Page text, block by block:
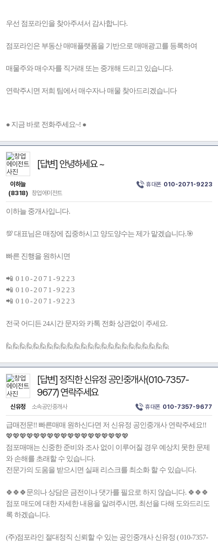
우선 점포라인을 찾아주셔서 감사합니다.
점포라인은 부동산 매매플랫폼을 기반으로 매매광고를 등록하여
매물주와 매수자를 직거래 또는 중개해 드리고 있습니다.
연락주시면 저희 팀에서 매수자나 매물 찾아드리겠습니다
● 지금 바로 전화주세요~! ●
[답변] 안녕하세요 ~
이하늘
(8318) 창업에이전트
휴대폰 010-2071-9223
이하늘 중개사입니다.
💯 대표님은 매장에 집중하시고 양도양수는 제가 맡겠습니다.🎯
빠른 진행을 원하시면
📲 0 1 0 - 2 0 7 1 - 9 2 2 3
📲 0 1 0 - 2 0 7 1 - 9 2 2 3
📲 0 1 0 - 2 0 7 1 - 9 2 2 3
전국 어디든 24시간 문자와 카톡 전화 상관없이 주세요.
🙋🙋🙋🙋🙋🙋🙋🙋🙋🙋🙋🙋🙋🙋🙋🙋🙋🙋🙋🙋🙋🙋🙋🙋
[답변] 정직한 신유정 공인중개사(010-7357-
9677) 연락주세요
신유정 소속공인중개사 휴대폰 010-7357-9677
급매전문!! 빠른매매 원하신다면 저 신유정 공인중개사 연락주세요!!
💖💖💖💖💖💖💖💖💖💖💖💖💖💖💖💖💖💖
점포매매는 신중한 준비와 조사 없이 이루어질 경우 예상치 못한 문제
와 손해를 초래할 수 있습니다.
전문가의 도움을 받으시면 실패 리스크를 최소화 할 수 있습니다.
🍀🍀🍀문의나 상담은 금전이나 댓가를 필요로 하지 않습니다. 🍀🍀🍀
점포 매도에 대한 자세한 내용을 알려주시면, 최선을 다해 도와드리도
록 하겠습니다.
(주)점포라인 절대정직 신뢰할 수 있는 공인중개사 신유정 ( 010-7357-